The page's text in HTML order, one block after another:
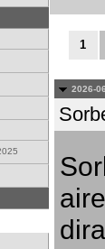
1
2026-